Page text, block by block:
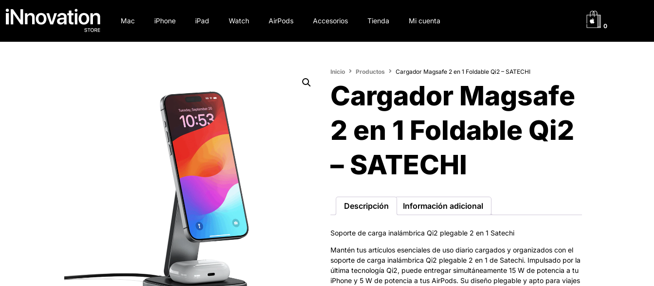
Mac iPhone iPad Watch AirPods Accesorios Tienda Mi cuenta
0
Inicio Productos Cargador Magsafe 2 en 1 Foldable Qi2 – SATECHI
Cargador Magsafe
2 en 1 Foldable Qi2
– SATECHI
Descripción Información adicional
Soporte de carga inalámbrica Qi2 plegable 2 en 1 Satechi
Mantén tus artículos esenciales de uso diario cargados y organizados con el
soporte de carga inalámbrica Qi2 plegable 2 en 1 de Satechi. Impulsado por la
última tecnología Qi2, puede entregar simultáneamente 15 W de potencia a tu
iPhone y 5 W de potencia a tus AirPods. Su diseño plegable y apto para viajes